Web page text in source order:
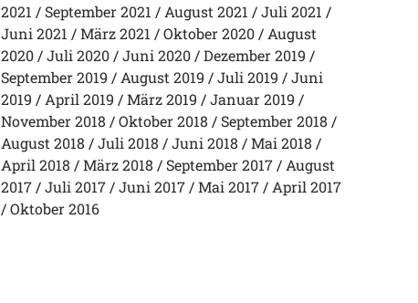
2021
September 2021 August 2021
Juli 2021
Juni 2021
März 2021 Oktober 2020
August
2020
Juli 2020 Juni 2020
Dezember 2019
September 2019
August 2019 Juli 2019
Juni
2019
April 2019 März 2019
Januar 2019
November 2018
Oktober 2018
September 2018
August 2018
Juli 2018 Juni 2018
Mai 2018
April 2018
März 2018 September 2017
August
2017
Juli 2017 Juni 2017 Mai 2017
April 2017
Oktober 2016